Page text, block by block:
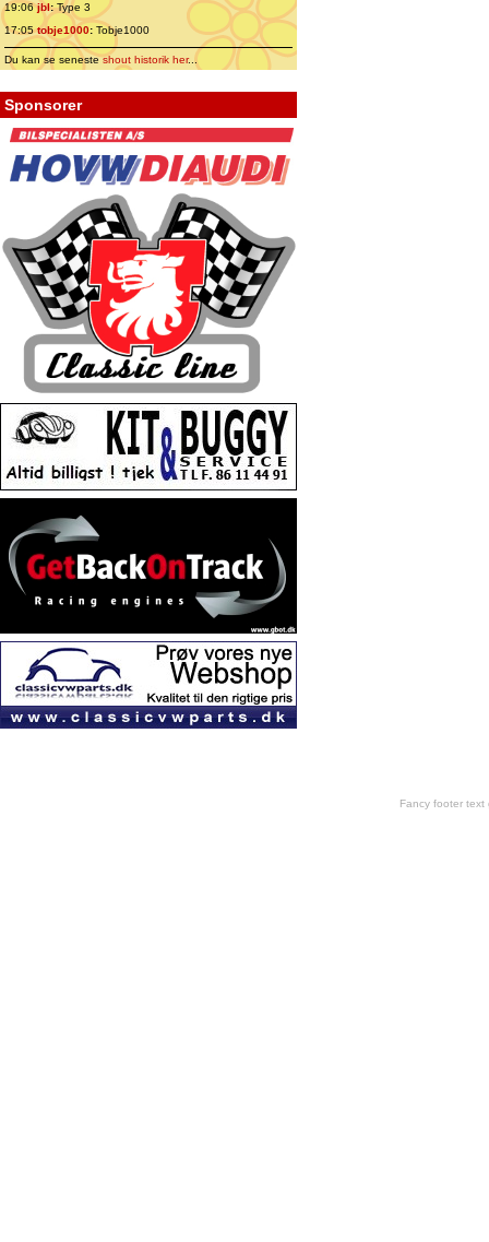
19:06jbl:Type 3
17:05tobje1000: Tobje1000
Du kan se senesteshout historik her...
Sponsorer
Fancy footer